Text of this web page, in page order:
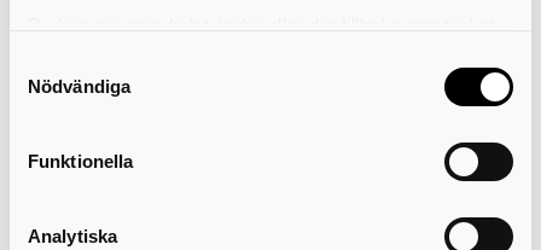
användning av kakor som du hittar längst ner på sidan
Nödvändiga
Funktionella
Analytiska
och livsstilar. Varje område har sin egen karaktär